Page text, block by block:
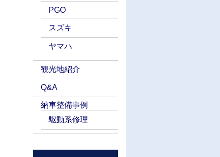
PGO
スズキ
ヤマハ
観光地紹介
Q&A
納車整備事例
駆動系修理